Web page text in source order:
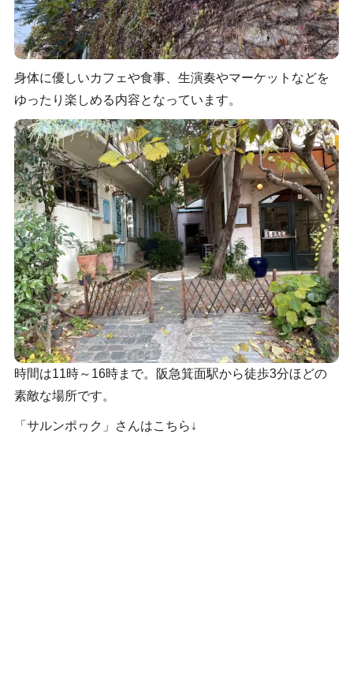
身体に優しいカフェや食事、生演奏やマーケットなどを
ゆったり楽しめる内容となっています。
時間は11時～16時まで。阪急箕面駅から徒歩3分ほどの
素敵な場所です。
「サルンポヮク」さんはこちら↓